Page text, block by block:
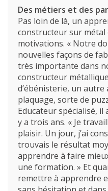
L’école
Formations
Promotion des métiers
Des métiers et des
Pas loin de là, un
constructeur sur métal
motivations. « Notre
nouvelles façons de
très importante dans
constructeur
d’ébénisterie, un
plaquage, sorte de
Educateur spécialisé,
y a trois ans. « Je
plaisir. Un jour, j’ai
trouvais le résultat
apprendre à faire
une formation. » Et
remettre à apprendre